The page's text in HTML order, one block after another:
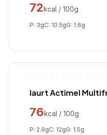
72kcal / 100g
P: 3gC: 10.5gG: 1.6g
Iaurt Actimel
76kcal / 100g
P: 2.9gC: 12gG: 1.5g